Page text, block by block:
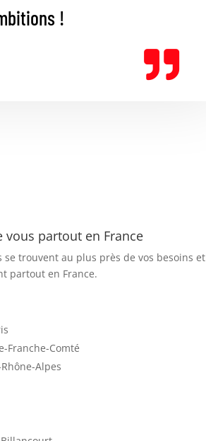
!

vous partout en France
se trouvent au plus près de vos besoins et
partout en France.
Franche-Comté
Alpes